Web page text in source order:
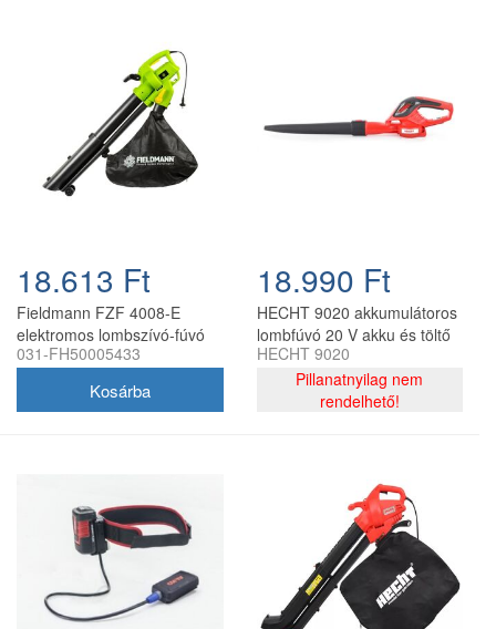
18.613 Ft
Fieldmann FZF 4008-E
elektromos lombszívó-fúvó
3000 W, 9 m3/perc
031-FH50005433
18.990 Ft
HECHT 9020 akkumulátoros
lombfúvó 20 V akku és töltő
nélkül
HECHT 9020
Pillanatnyilag nem
rendelhető!